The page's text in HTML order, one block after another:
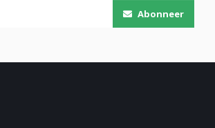
Abonneer